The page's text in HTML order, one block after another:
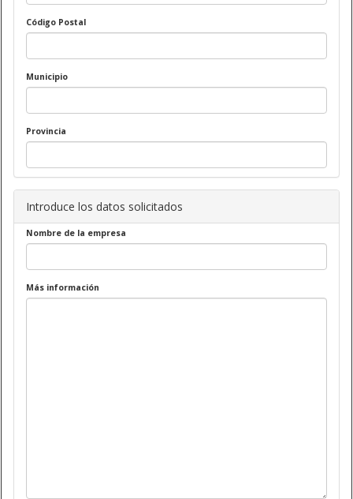
Código Postal
Municipio
Provincia
Introduce los datos solicitados
Nombre de la empresa
Más información